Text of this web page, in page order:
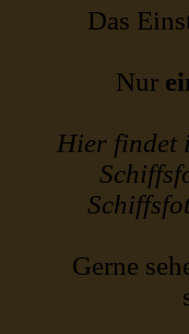
Das
Nur
Hier findet
Gerne